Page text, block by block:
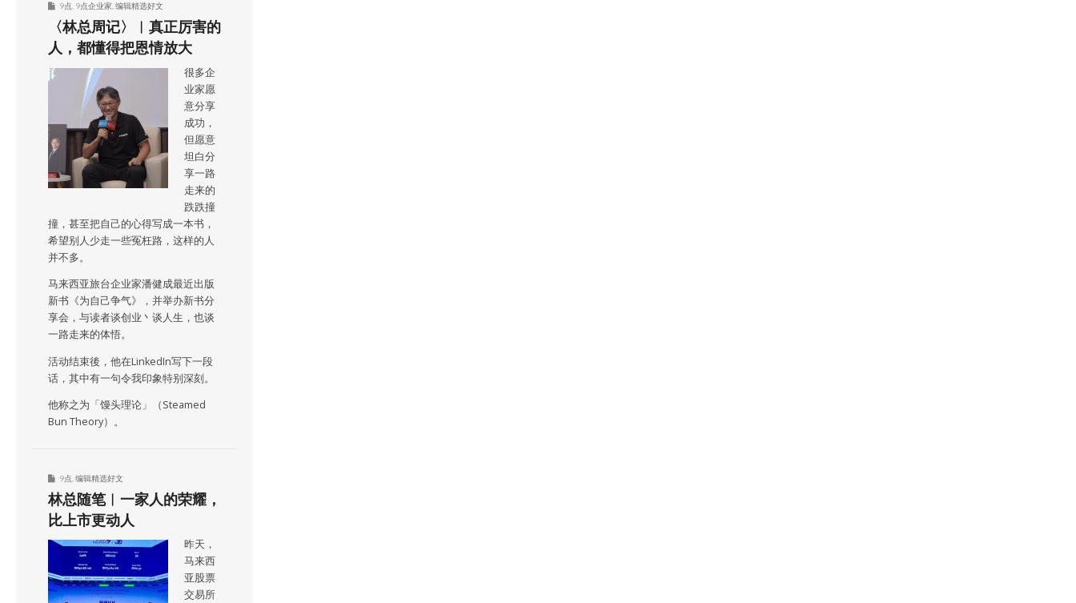
9点 9点企业家 编辑精选好文
〈林总周记〉︱真正厉害的
人，都懂得把恩情放大
很多企
业家愿
意分享
成功，
但愿意
坦白分
享一路
走来的
跌跌撞
撞，甚至把自己的心得写成一本书，
希望别人少走一些冤枉路，这样的人
并不多。
马来西亚旅台企业家潘健成最近出版
新书《为自己争气》，并举办新书分
享会，与读者谈创业丶谈人生，也谈
一路走来的体悟。
活动结束後，他在LinkedIn写下一段
话，其中有一句令我印象特别深刻。
他称之为「馒头理论」（Steamed
Bun Theory）。
9点 编辑精选好文
林总随笔︱一家人的荣耀，
比上市更动人
昨天，
马来西
亚股票
交易所